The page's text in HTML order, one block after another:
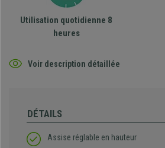
Utilisation quotidienne 8
heures
Voir description détaillée
DÉTAILS
Assise réglable en hauteur